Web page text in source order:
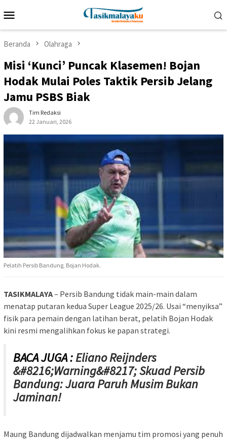
ke
Mobile
Beranda Olahraga
Misi ‘Kunci’ Puncak Klasemen! Bojan
Hodak Mulai Poles Taktik Persib Jelang
Jamu PSBS Biak
Tim Redaksi
22 Januari, 2026
Pelatih Persib Bandung, Bojan Hodak.
TASIKMALAYA– Persib Bandung tidak main-main dalam
menatap putaran kedua Super League 2025/26. Usai “menyiksa”
fisik para pemain dengan latihan berat, pelatih Bojan Hodak
kini resmi mengalihkan fokus ke papan strategi.
BACA JUGA :Eliano Reijnders
&#8216;Warning&#8217; Skuad Persib
Bandung: Juara Paruh Musim Bukan
Jaminan!
Maung Bandung dijadwalkan menjamu tim promosi yang penuh